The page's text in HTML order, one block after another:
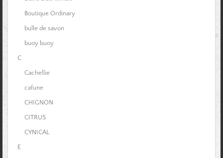
Boutique Ordinary
bulle de savon
buoy buoy
C
Cachellie
cafune
CHIGNON
CITRUS
CYNICAL
E